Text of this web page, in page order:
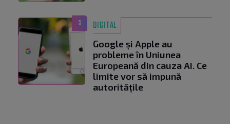
5 DIGITAL
Google și Apple au
probleme în Uniunea
Europeană din cauza AI. Ce
limite vor să impună
autoritățile